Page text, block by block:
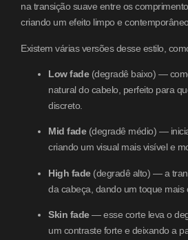
na transição suave entre os
criando um efeito limpo e
Existem várias versões desse estilo,
Low fade(degradê baixo) —
natural do cabelo, perfeito para
discreto.
Mid fade(degradê médio) —
criando um visual mais visível e
High fade(degradê alto) — a
da cabeça, dando um toque mais
Skin fade— esse corte leva o
um contraste forte e deixando a